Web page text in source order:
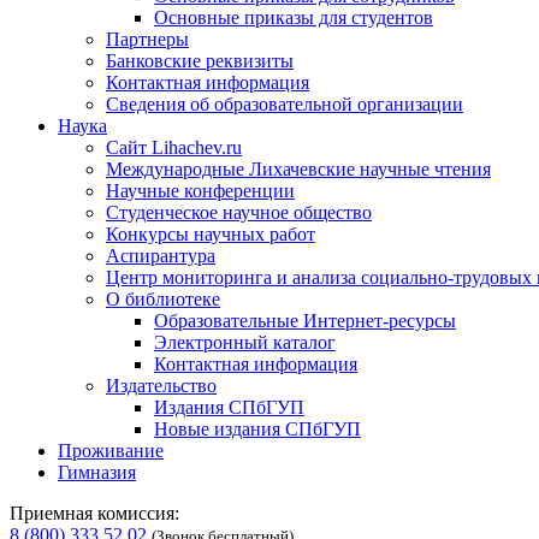
Основные приказы для студентов
Партнеры
Банковские реквизиты
Контактная информация
Сведения об образовательной организации
Наука
Сайт Lihachev.ru
Международные Лихачевские научные чтения
Научные конференции
Студенческое научное общество
Конкурсы научных работ
Аспирантура
Центр мониторинга и анализа социально-трудовых
О библиотеке
Образовательные Интернет-ресурсы
Электронный каталог
Контактная информация
Издательство
Издания СПбГУП
Новые издания СПбГУП
Проживание
Гимназия
Приемная комиссия:
8 (800) 333 52 02